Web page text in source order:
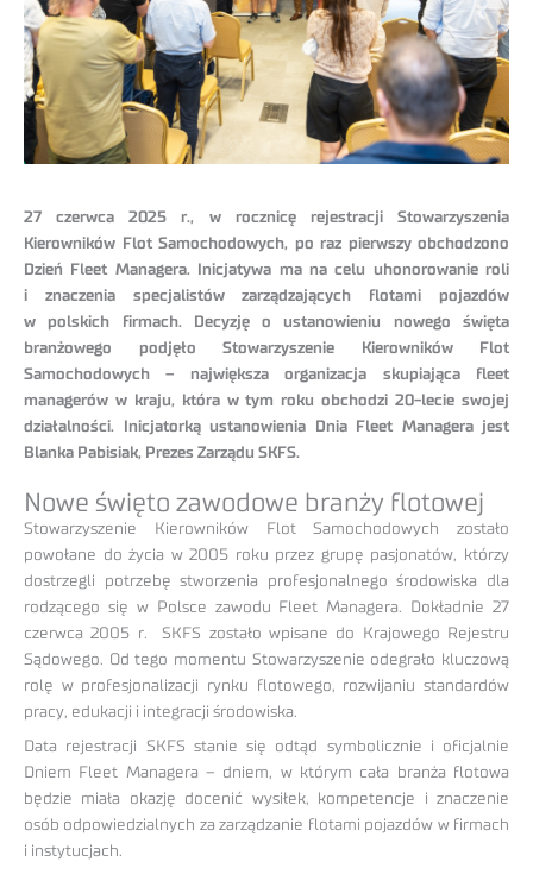
27 czerwca 2025 r., w rocznicę rejestracji Stowarzyszenia
Kierowników Flot Samochodowych, po raz pierwszy obchodzono
Dzień Fleet Managera. Inicjatywa ma na celu uhonorowanie roli
i znaczenia specjalistów zarządzających flotami pojazdów
w polskich firmach. Decyzję o ustanowieniu nowego święta
branżowego podjęło Stowarzyszenie Kierowników Flot
Samochodowych – największa organizacja skupiająca fleet
managerów w kraju, która w tym roku obchodzi 20-lecie swojej
działalności. Inicjatorką ustanowienia Dnia Fleet Managera jest
Blanka Pabisiak, Prezes Zarządu SKFS.
Nowe święto zawodowe branży flotowej
Stowarzyszenie Kierowników Flot Samochodowych zostało
powołane do życia w 2005 roku przez grupę pasjonatów, którzy
dostrzegli potrzebę stworzenia profesjonalnego środowiska dla
rodzącego się w Polsce zawodu Fleet Managera. Dokładnie 27
czerwca 2005 r. SKFS zostało wpisane do Krajowego Rejestru
Sądowego. Od tego momentu Stowarzyszenie odegrało kluczową
rolę w profesjonalizacji rynku flotowego, rozwijaniu standardów
pracy, edukacji i integracji środowiska.
Data rejestracji SKFS stanie się odtąd symbolicznie i oficjalnie
Dniem Fleet Managera – dniem, w którym cała branża flotowa
będzie miała okazję docenić wysiłek, kompetencje i znaczenie
osób odpowiedzialnych za zarządzanie flotami pojazdów w firmach
i instytucjach.